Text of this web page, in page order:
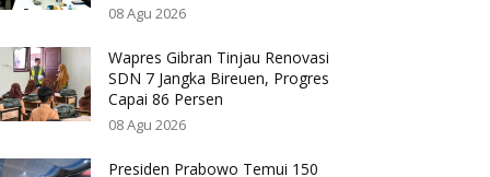
08 Agu 2026
Wapres Gibran Tinjau Renovasi
SDN 7 Jangka Bireuen, Progres
Capai 86 Persen
08 Agu 2026
Presiden Prabowo Temui 150